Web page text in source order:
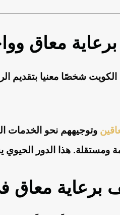
معاق
شخصًا معنيا بتقديم
وتوجيههم نحو الخدمات
ومستقلة. هذا الدور
برعاية معاق